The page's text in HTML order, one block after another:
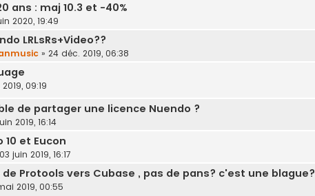
ans : maj 10.3 et -40%
2020, 19:49
LRLsRs+Video??
» 24 déc. 2019, 06:38
09:19
de partager une licence Nuendo ?
2019, 16:14
10 et Eucon
03 juin 2019, 16:17
de Protools vers Cubase , pas de pans? c'est une blague?
2019, 00:55